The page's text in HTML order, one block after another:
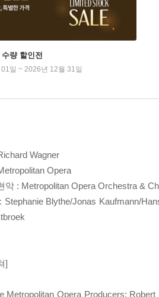
량 할인전
일 ~ 2026년 12월 31일
Wagner
Opera
악 : Metropolitan Opera Orchestra &
Stephanie Blythe/Jonas Kaufmann/
]
Metropolitan Opera Producers: